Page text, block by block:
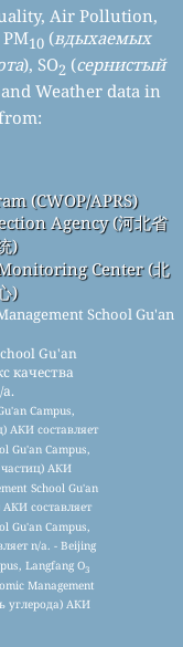
Air Pollution,
10(вдыхаемых
), SO2 (сернистый
Weather data in
(CWOP/APRS)
Agency (河北省
)
Center (北
)
School Gu'an
Gu'an
качества
Campus,
АКИ составляет
Gu'an Campus,
АКИ
School Gu'an
составляет
Gu'an Campus,
n/a. - Beijing
Langfang O3
Management
углерода) АКИ